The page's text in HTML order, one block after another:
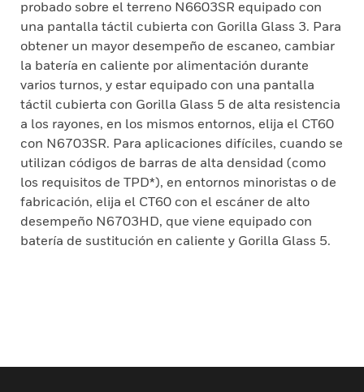
probado sobre el terreno N6603SR equipado con
una pantalla táctil cubierta con Gorilla Glass 3. Para
obtener un mayor desempeño de escaneo, cambiar
la batería en caliente por alimentación durante
varios turnos, y estar equipado con una pantalla
táctil cubierta con Gorilla Glass 5 de alta resistencia
a los rayones, en los mismos entornos, elija el CT60
con N6703SR. Para aplicaciones difíciles, cuando se
utilizan códigos de barras de alta densidad (como
los requisitos de TPD*), en entornos minoristas o de
fabricación, elija el CT60 con el escáner de alto
desempeño N6703HD, que viene equipado con
batería de sustitución en caliente y Gorilla Glass 5.